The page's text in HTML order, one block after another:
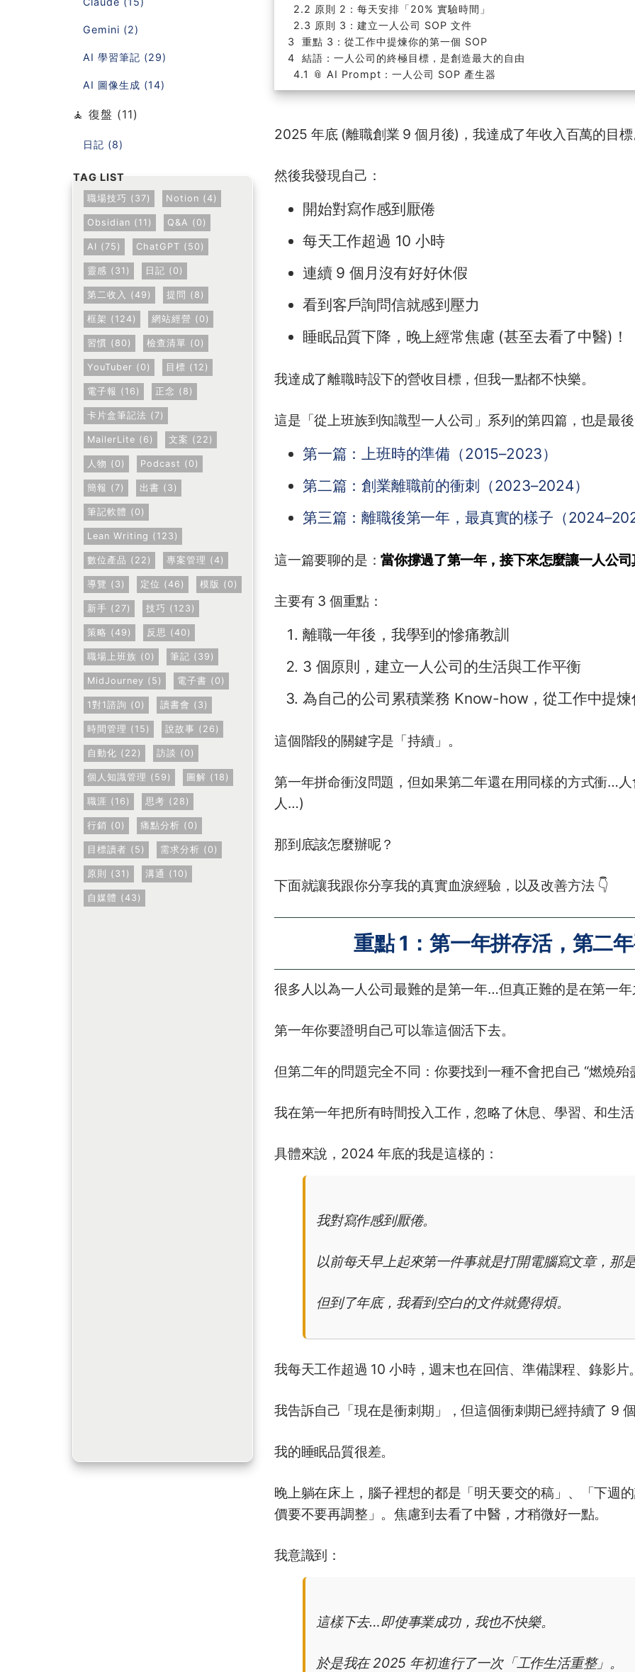
Gemini (2)
AI 學習筆記 (29)
AI 圖像生成 (14)
🧘 復盤 (11)
日記 (8)
職場技巧 (37) Notion (4)
Obsidian (11) Q&A (0)
AI (75) ChatGPT (50)
靈感 (31) 日記 (0)
第二收入 (49) 提問 (8)
框架 (124) 網站經營 (0)
習慣 (80) 檢查清單 (0)
YouTuber (0) 目標 (12)
電子報 (16) 正念 (8)
卡片盒筆記法 (7)
MailerLite (6) 文案 (22)
人物 (0) Podcast (0)
簡報 (7) 出書 (3)
筆記軟體 (0)
Lean Writing (123)
數位產品 (22) 專案管理 (4)
導覽 (3) 定位 (46) 模版 (0)
新手 (27) 技巧 (123)
策略 (49) 反思 (40)
職場上班族 (0) 筆記 (39)
MidJourney (5) 電子書 (0)
1對1諮詢 (0) 讀書會 (3)
時間管理 (15) 說故事 (26)
自動化 (22) 訪談 (0)
個人知識管理 (59) 圖解 (18)
職涯 (16) 思考 (28)
行銷 (0) 痛點分析 (0)
目標讀者 (5) 需求分析 (0)
原則 (31) 溝通 (10)
自媒體 (43)
原則 2：每天安排「20% 實驗時間」
原則 3：建立一人公司 SOP 文件
重點 3：從工作中提煉你的第一個 SOP
結語：一人公司的終極目標，是創造最大的自由
📎 AI Prompt：一人公司 SOP 產生器
2025 年底 (離職創業 9 個月後)，我達成了年收入百萬的目
然後我發現自己：
開始對寫作感到厭倦
每天工作超過 10 小時
連續 9 個月沒有好好休假
看到客戶詢問信就感到壓力
睡眠品質下降，晚上經常焦慮 (甚至去看了中醫)！
我達成了離職時設下的營收目標，但我一點都不快樂。
這是「從上班族到知識型一人公司」系列的第四篇，也是最
第一篇：上班時的準備（2015–2023）
第二篇：創業離職前的衝刺（2023–2024）
第三篇：離職後第一年，最真實的樣子（
這一篇要聊的是：當你撐過了第一年，接下來怎麼讓一人公
主要有 3 個重點：
離職一年後，我學到的慘痛教訓
3 個原則，建立一人公司的生活與工作平衡
為自己的公司累積業務 Know-how，從工作中提煉
這個階段的關鍵字是「持續」。
第一年拼命衝沒問題，但如果第二年還在用同樣的方式衝…
人…)
那到底該怎麼辦呢？
下面就讓我跟你分享我的真實血淚經驗，以及改善方法 👇
重點 1：第一年拼存活，第二
很多人以為一人公司最難的是第一年…但真正難的是在第一
第一年你要證明自己可以靠這個活下去。
但第二年的問題完全不同：你要找到一種不會把自己 “燃燒殆
我在第一年把所有時間投入工作，忽略了休息、學習、和生
具體來說，2024 年底的我是這樣的：
我對寫作感到厭倦。
以前每天早上起來第一件事就是打開電腦寫文章，那
但到了年底，我看到空白的文件就覺得煩。
我每天工作超過 10 小時，週末也在回信、準備課程、錄影片
我告訴自己「現在是衝刺期」，但這個衝刺期已經持續了 9
我的睡眠品質很差。
晚上躺在床上，腦子裡想的都是「明天要交的稿」、「下週
價要不要再調整」。焦慮到去看了中醫，才稍微好一點。
我意識到：
這樣下去…即使事業成功，我也不快樂。
於是我在 2025 年初進行了一次「工作生活重整」。